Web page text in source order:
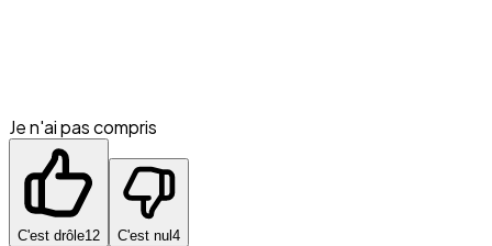
Je n'ai pas compris
C'est drôle12 C'est nul 4